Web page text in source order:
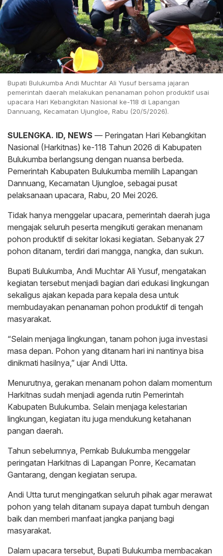
Bupati Bulukumba Andi Muchtar Ali Yusuf bersama jajaran
pemerintah daerah melakukan penanaman pohon produktif usai
upacara Hari Kebangkitan Nasional ke-118 di Lapangan
Dannuang, Kecamatan Ujungloe, Rabu (20/5/2026).
SULENGKA. ID, NEWS — Peringatan Hari Kebangkitan
Nasional (Harkitnas) ke-118 Tahun 2026 di Kabupaten
Bulukumba berlangsung dengan nuansa berbeda.
Pemerintah Kabupaten Bulukumba memilih Lapangan
Dannuang, Kecamatan Ujungloe, sebagai pusat
pelaksanaan upacara, Rabu, 20 Mei 2026.
Tidak hanya menggelar upacara, pemerintah daerah juga
mengajak seluruh peserta mengikuti gerakan menanam
pohon produktif di sekitar lokasi kegiatan. Sebanyak 27
pohon ditanam, terdiri dari mangga, nangka, dan sukun.
Bupati Bulukumba, Andi Muchtar Ali Yusuf, mengatakan
kegiatan tersebut menjadi bagian dari edukasi lingkungan
sekaligus ajakan kepada para kepala desa untuk
membudayakan penanaman pohon produktif di tengah
masyarakat.
“Selain menjaga lingkungan, tanam pohon juga investasi
masa depan. Pohon yang ditanam hari ini nantinya bisa
dinikmati hasilnya,” ujar Andi Utta.
Menurutnya, gerakan menanam pohon dalam momentum
Harkitnas sudah menjadi agenda rutin Pemerintah
Kabupaten Bulukumba. Selain menjaga kelestarian
lingkungan, kegiatan itu juga mendukung ketahanan
pangan daerah.
Tahun sebelumnya, Pemkab Bulukumba menggelar
peringatan Harkitnas di Lapangan Ponre, Kecamatan
Gantarang, dengan kegiatan serupa.
Andi Utta turut mengingatkan seluruh pihak agar merawat
pohon yang telah ditanam supaya dapat tumbuh dengan
baik dan memberi manfaat jangka panjang bagi
masyarakat.
Dalam upacara tersebut, Bupati Bulukumba membacakan